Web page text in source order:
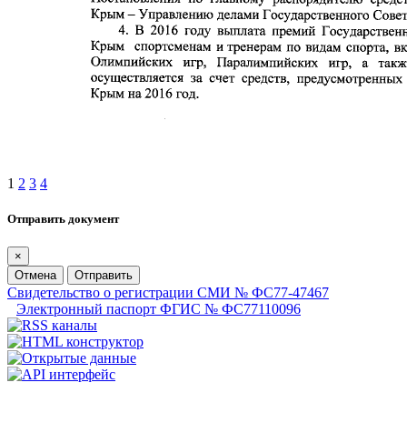
1 2 3 4
Отправить документ
×
Отмена
Отправить
Свидетельство о регистрации СМИ № ФС77-47467
Электронный паспорт ФГИС № ФС77110096